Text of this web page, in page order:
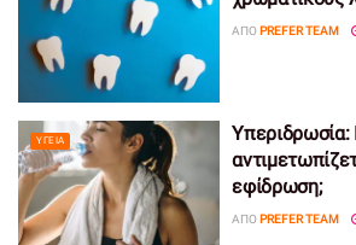
ΑΠΌ PREFER TEAM
ΥΓΕΊΑ
εφίδρωση;
ΑΠΌ PREFER TEAM